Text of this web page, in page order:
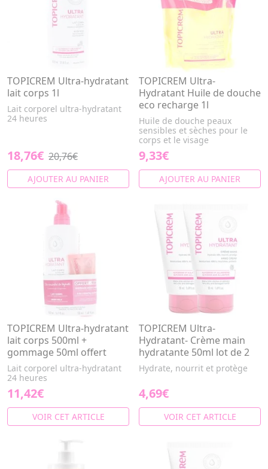
TOPICREM Ultra-hydratant
lait corps 1l
Lait corporel ultra-hydratant
24 heures
18,76€ 20,76€
AJOUTER AU PANIER
TOPICREM Ultra-
Hydratant Huile de douche
eco recharge 1l
Huile de douche peaux
sensibles et sèches pour le
corps et le visage
9,33€
AJOUTER AU PANIER
TOPICREM Ultra-hydratant
lait corps 500ml +
gommage 50ml offert
Lait corporel ultra-hydratant
24 heures
11,42€
VOIR CET ARTICLE
TOPICREM Ultra-
Hydratant- Crème main
hydratante 50ml lot de 2
Hydrate, nourrit et protège
4,69€
VOIR CET ARTICLE